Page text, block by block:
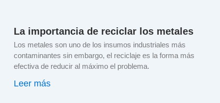
La importancia de reciclar los metales
Los metales son uno de los insumos industriales más
contaminantes sin embargo, el reciclaje es la forma más
efectiva de reducir al máximo el problema.
Leer más